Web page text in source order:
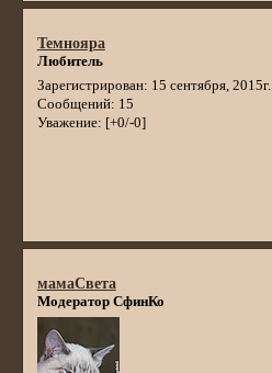
Темнояра
Любитель
Зарегистрирован: 15 сентября, 2015г.
Сообщений: 15
Уважение: [+0/-0]
мамаСвета
Модератор СфинКо